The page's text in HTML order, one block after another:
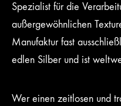
Spezialist für die
außergewöhnlichen
Manufaktur fast
edlen Silber und ist
Wer einen zeitlosen und